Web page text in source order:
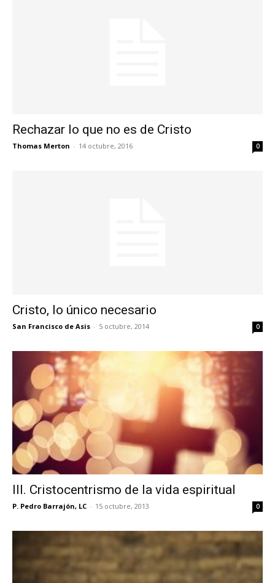
Rechazar lo que no es de Cristo
Thomas Merton - 14 octubre, 2016 0
Cristo, lo único necesario
San Francisco de Asis - 5 octubre, 2014 0
III. Cristocentrismo de la vida espiritual
P. Pedro Barrajón, LC - 15 octubre, 2013 0